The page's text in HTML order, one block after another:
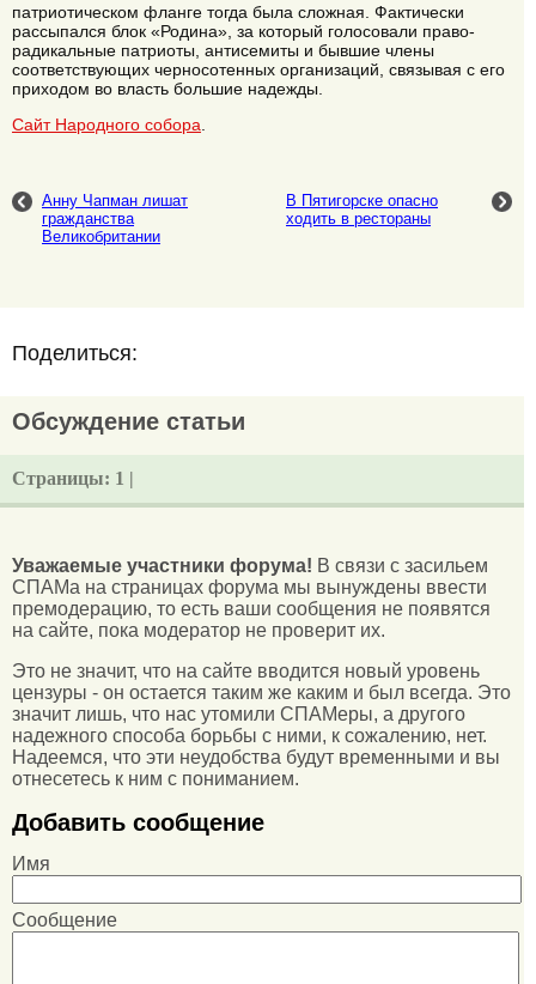
патриотическом фланге тогда была сложная. Фактически
рассыпался блок «Родина», за который голосовали право-
радикальные патриоты, антисемиты и бывшие члены
соответствующих черносотенных организаций, связывая с его
приходом во власть большие надежды.
Сайт Народного собора
Анну Чапман лишат
гражданства
Великобритании
В Пятигорске опасно
ходить в рестораны
Поделиться:
Обсуждение статьи
Страницы: 1 |
Уважаемые участники форума! В связи с засильем
СПАМа на страницах форума мы вынуждены ввести
премодерацию, то есть ваши сообщения не появятся
на сайте, пока модератор не проверит их.
Это не значит, что на сайте вводится новый уровень
цензуры - он остается таким же каким и был всегда. Это
значит лишь, что нас утомили СПАМеры, а другого
надежного способа борьбы с ними, к сожалению, нет.
Надеемся, что эти неудобства будут временными и вы
отнесетесь к ним с пониманием.
Добавить сообщение
Имя
Сообщение